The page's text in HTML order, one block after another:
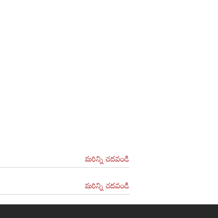
మరిన్ని చదవండి
మరిన్ని చదవండి